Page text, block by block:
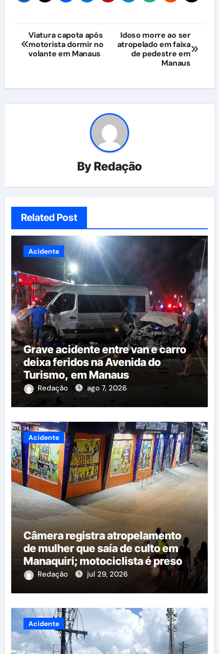
Navegação
de
Viatura capota após
motorista dormir no
volante em Manaus
Idoso morre ao ser
atropelado em faixa
de pedestre em
Manaus
By Redação
Related Post
Acidente
Grave acidente entre van e carro
deixa feridos na Avenida do
Turismo, em Manaus
Redação ago 7, 2026
Acidente
Câmera registra atropelamento
de mulher que saía de culto em
Manaquiri; motociclista é preso
Redação jul 29, 2026
Acidente